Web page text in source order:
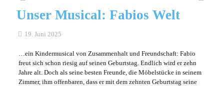
Unser Musical: Fabios Welt
19. Juni 2025
…ein Kindermusical von Zusammenhalt und Freundschaft: Fabio
freut sich schon riesig auf seinen Geburtstag. Endlich wird er zehn
Jahre alt. Doch als seine besten Freunde, die Möbelstücke in seinem
Zimmer, ihm offenbaren, dass er mit dem zehnten Geburtstag seine